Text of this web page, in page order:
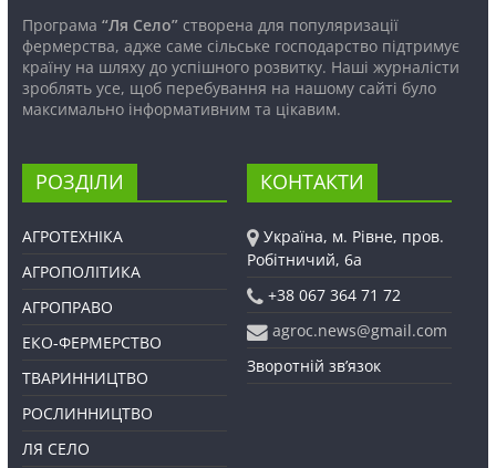
Програма “Ля Село”створена для популяризації
фермерства, адже саме сільське господарство підтримує
країну на шляху до успішного розвитку. Наші журналісти
зроблять усе, щоб перебування на нашому сайті було
максимально інформативним та цікавим.
РОЗДІЛИ
АГРОТЕХНІКА
АГРОПОЛІТИКА
АГРОПРАВО
ЕКО-ФЕРМЕРСТВО
ТВАРИННИЦТВО
РОСЛИННИЦТВО
ЛЯ СЕЛО
КОНТАКТИ
Україна, м. Рівне, пров.
Робітничий, 6а
+38 067 364 71 72
agroc.news@gmail.com
Зворотній зв’язок